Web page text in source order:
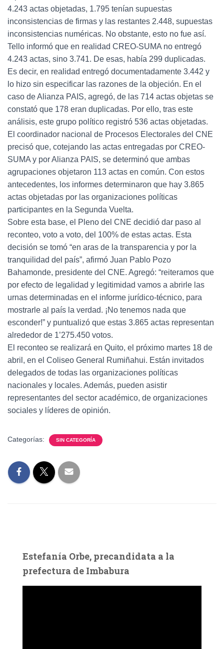
4.243 actas objetadas, 1.795 tenían supuestas
inconsistencias de firmas y las restantes 2.448, supuestas
inconsistencias numéricas. No obstante, esto no fue así.
Tello informó que en realidad CREO-SUMA no entregó
4.243 actas, sino 3.741. De esas, había 299 duplicadas.
Es decir, en realidad entregó documentadamente 3.442 y
lo hizo sin especificar las razones de la objeción. En el
caso de Alianza PAIS, agregó, de las 714 actas objetas se
constató que 178 eran duplicadas. Por ello, tras este
análisis, este grupo político registró 536 actas objetadas.
El coordinador nacional de Procesos Electorales del CNE
precisó que, cotejando las actas entregadas por CREO-
SUMA y por Alianza PAIS, se determinó que ambas
agrupaciones objetaron 113 actas en común. Con estos
antecedentes, los informes determinaron que hay 3.865
actas objetadas por las organizaciones políticas
participantes en la Segunda Vuelta.
Sobre esta base, el Pleno del CNE decidió dar paso al
reconteo, voto a voto, del 100% de estas actas. Esta
decisión se tomó “en aras de la transparencia y por la
tranquilidad del país”, afirmó Juan Pablo Pozo
Bahamonde, presidente del CNE. Agregó: “reiteramos que
por efecto de legalidad y legitimidad vamos a abrirle las
urnas determinadas en el informe jurídico-técnico, para
mostrarle al país la verdad. ¡No tenemos nada que
esconder!” y puntualizó que estas 3.865 actas representan
alrededor de 1’275.450 votos.
El reconteo se realizará en Quito, el próximo martes 18 de
abril, en el Coliseo General Rumiñahui. Están invitados
delegados de todas las organizaciones políticas
nacionales y locales. Además, pueden asistir
representantes del sector académico, de organizaciones
sociales y líderes de opinión.
Categorías: SIN CATEGORÍA
Estefanía Orbe, precandidata a la
prefectura de Imbabura